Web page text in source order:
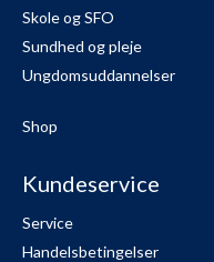
Skole og SFO
Sundhed og pleje
Ungdomsuddannelser
Shop
Kundeservice
Service
Handelsbetingelser